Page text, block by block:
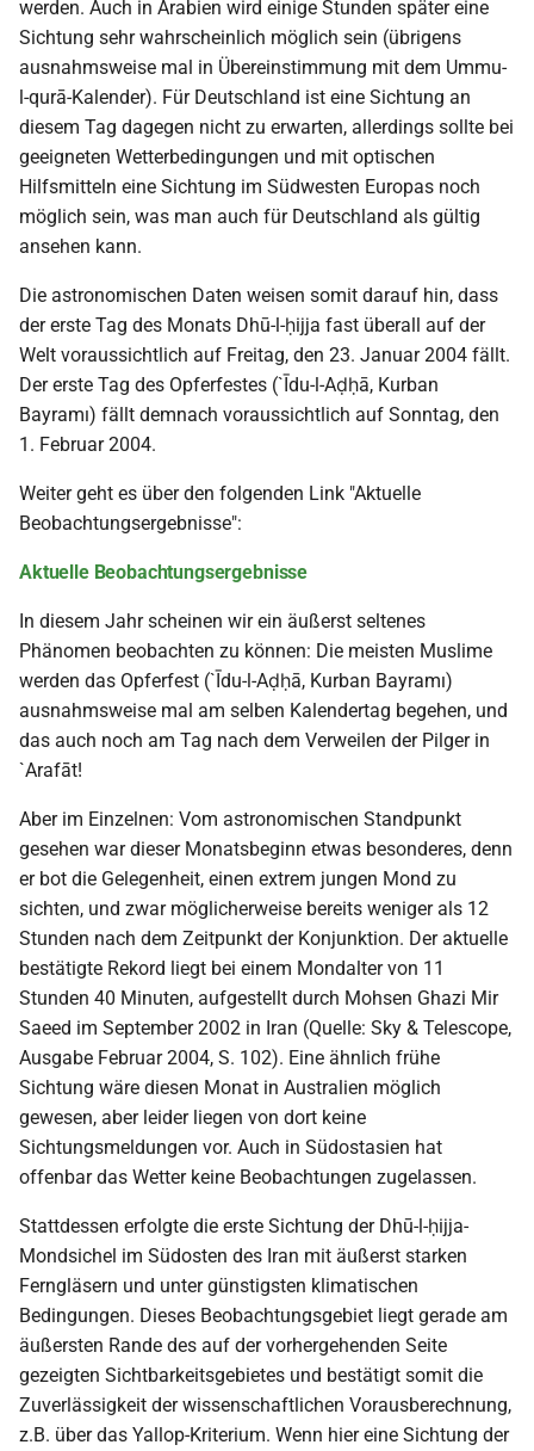
werden. Auch in Arabien wird einige Stunden später eine
Sichtung sehr wahrscheinlich möglich sein (übrigens
ausnahmsweise mal in Übereinstimmung mit dem Ummu-
l-qurā-Kalender). Für Deutschland ist eine Sichtung an
diesem Tag dagegen nicht zu erwarten, allerdings sollte bei
geeigneten Wetterbedingungen und mit optischen
Hilfsmitteln eine Sichtung im Südwesten Europas noch
möglich sein, was man auch für Deutschland als gültig
ansehen kann.
Die astronomischen Daten weisen somit darauf hin, dass
der erste Tag des Monats Dhū-l-ḥijja fast überall auf der
Welt voraussichtlich auf Freitag, den 23. Januar 2004 fällt.
Der erste Tag des Opferfestes (`Īdu-l-Aḍḥā, Kurban
Bayramı) fällt demnach voraussichtlich auf Sonntag, den
1. Februar 2004.
Weiter geht es über den folgenden Link "Aktuelle
Beobachtungsergebnisse":
Aktuelle Beobachtungsergebnisse
In diesem Jahr scheinen wir ein äußerst seltenes
Phänomen beobachten zu können: Die meisten Muslime
werden das Opferfest (`Īdu-l-Aḍḥā, Kurban Bayramı)
ausnahmsweise mal am selben Kalendertag begehen, und
das auch noch am Tag nach dem Verweilen der Pilger in
`Arafāt!
Aber im Einzelnen: Vom astronomischen Standpunkt
gesehen war dieser Monatsbeginn etwas besonderes, denn
er bot die Gelegenheit, einen extrem jungen Mond zu
sichten, und zwar möglicherweise bereits weniger als 12
Stunden nach dem Zeitpunkt der Konjunktion. Der aktuelle
bestätigte Rekord liegt bei einem Mondalter von 11
Stunden 40 Minuten, aufgestellt durch Mohsen Ghazi Mir
Saeed im September 2002 in Iran (Quelle: Sky & Telescope,
Ausgabe Februar 2004, S. 102). Eine ähnlich frühe
Sichtung wäre diesen Monat in Australien möglich
gewesen, aber leider liegen von dort keine
Sichtungsmeldungen vor. Auch in Südostasien hat
offenbar das Wetter keine Beobachtungen zugelassen.
Stattdessen erfolgte die erste Sichtung der Dhū-l-ḥijja-
Mondsichel im Südosten des Iran mit äußerst starken
Ferngläsern und unter günstigsten klimatischen
Bedingungen. Dieses Beobachtungsgebiet liegt gerade am
äußersten Rande des auf der vorhergehenden Seite
gezeigten Sichtbarkeitsgebietes und bestätigt somit die
Zuverlässigkeit der wissenschaftlichen Vorausberechnung,
z.B. über das Yallop-Kriterium. Wenn hier eine Sichtung der